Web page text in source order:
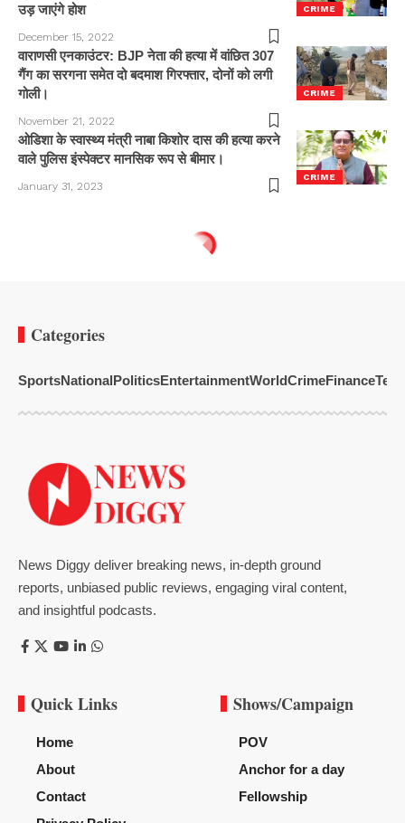
CRIME
उड़ जाएंगे होश
December 15, 2022
CRIME
वाराणसी एनकाउंटर: BJP नेता की हत्या में वांछित 307
गैंग का सरगना समेत दो बदमाश गिरफ्तार, दोनों को लगी
गोली।
November 21, 2022
CRIME
ओडिशा के स्वास्थ्य मंत्री नाबा किशोर दास की हत्या करने
वाले पुलिस इंस्पेक्टर मानसिक रूप से बीमार।
January 31, 2023
Categories
SportsNationalPoliticsEntertainmentWorldCrimeFinance
News Diggy deliver breaking news, in-depth ground
reports, unbiased public reviews, engaging viral content,
and insightful podcasts.
Quick Links
Home
About
Contact
Shows/Campaign
POV
Anchor for a day
Fellowship